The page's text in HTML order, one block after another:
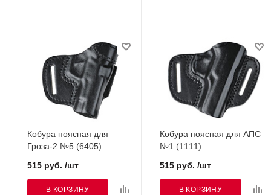
Кобура поясная для
Гроза-2 №5 (6405)
515 руб. /шт
В КОРЗИНУ
Кобура поясная для АПС
№1 (1111)
515 руб. /шт
В КОРЗИНУ